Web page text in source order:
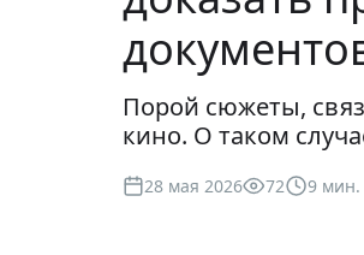
Порой сюжеты,
кино. О таком
28 мая 2026 72 9 мин.